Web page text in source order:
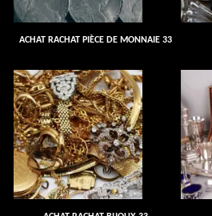
ACHAT RACHAT PIÈCE DE MONNAIE 33